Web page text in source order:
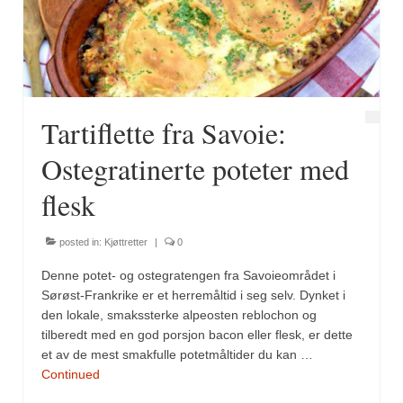
Fugl
Gryteretter
Snacks
Supper
Vegetar
Krydder, oppskrifter
Albóndigaskrydder
Bouquet garni
Tartiflette fra Savoie:
Ostegratinerte poteter med
flesk
posted in: Kjøttretter | 0
Denne potet- og ostegratengen fra Savoieområdet i
Sørøst-Frankrike er et herremåltid i seg selv. Dynket i
den lokale, smakssterke alpeosten reblochon og
tilberedt med en god porsjon bacon eller flesk, er dette
et av de mest smakfulle potetmåltider du kan …
Continued